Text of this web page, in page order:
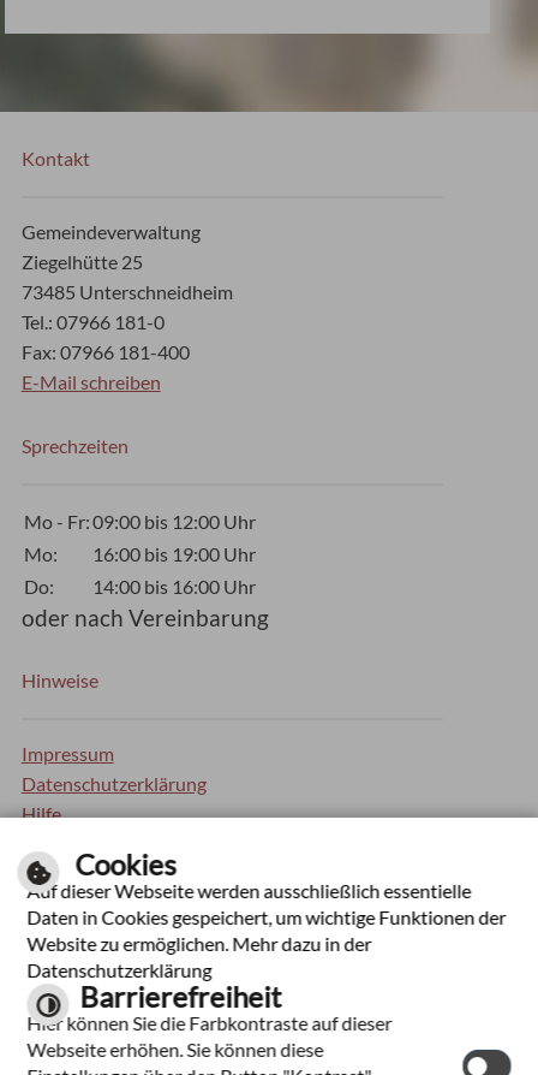
Kontakt
Gemeindeverwaltung
Ziegelhütte 25
73485 Unterschneidheim
Tel.: 07966 181-0
Fax: 07966 181-400
E-Mail schreiben
Sprechzeiten
Mo - Fr:09:00 bis 12:00 Uhr
Mo:
16:00 bis 19:00 Uhr
Do:
14:00 bis 16:00 Uhr
oder nach Vereinbarung
Hinweise
Impressum
Datenschutzerklärung
Hilfe
Barrierefreiheit
Kontrastseite
Optimiert für mobile Endgeräte
Cookies
Auf dieser Webseite werden ausschließlich essentielle
Daten in Cookies gespeichert, um wichtige Funktionen der
Website zu ermöglichen. Mehr dazu in der
Datenschutzerklärung
Barrierefreiheit
Hier können Sie die Farbkontraste auf dieser
Webseite erhöhen. Sie können diese